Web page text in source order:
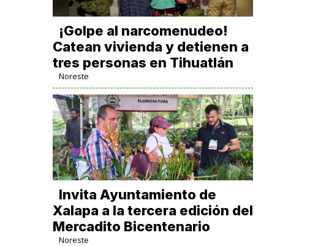
¡Golpe al narcomenudeo!
Catean vivienda y detienen a
tres personas en Tihuatlán
Noreste
Invita Ayuntamiento de
Xalapa a la tercera edición del
Mercadito Bicentenario
Noreste